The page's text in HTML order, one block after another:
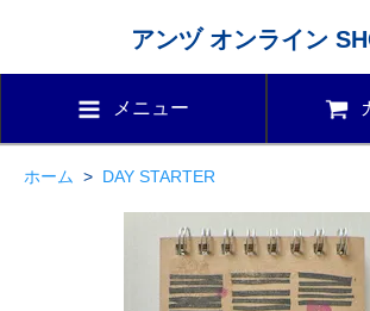
アンヅ オンライン
メニュー
ホーム > DAY STARTER